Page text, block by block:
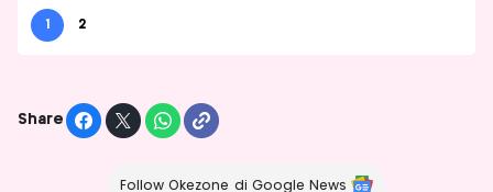
1 2
Share
Follow Okezone di Google News